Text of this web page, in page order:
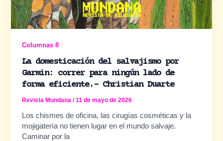
Columnas 8
La domesticación del salvajismo por
Garmin: correr para ningún lado de
forma eficiente.- Christian Duarte
Revista Mundana/11 de mayo de 2026
Los chismes de oficina, las cirugías cosméticas y la
mojigatería no tienen lugar en el mundo salvaje.
Caminar por la